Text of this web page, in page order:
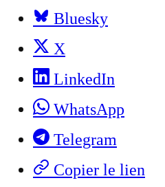
Bluesky
X
LinkedIn
WhatsApp
Telegram
Copier le lien